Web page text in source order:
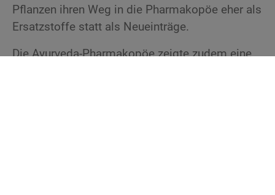
Pflanzen ihren Weg in die Pharmakopöe eher als
Ersatzstoffe statt als Neueinträge.
Die Ayurveda-Pharmakopöe zeigte zudem eine